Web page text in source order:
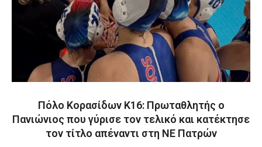
Πόλο Κορασίδων Κ16: Πρωταθλητής ο
Πανιώνιος που γύρισε τον τελικό και κατέκτησε
τον τίτλο απέναντι στη ΝΕ Πατρών